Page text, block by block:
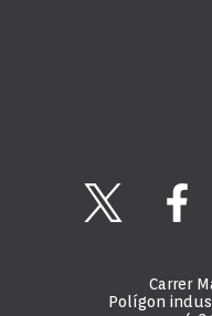
Carrer
Polígon